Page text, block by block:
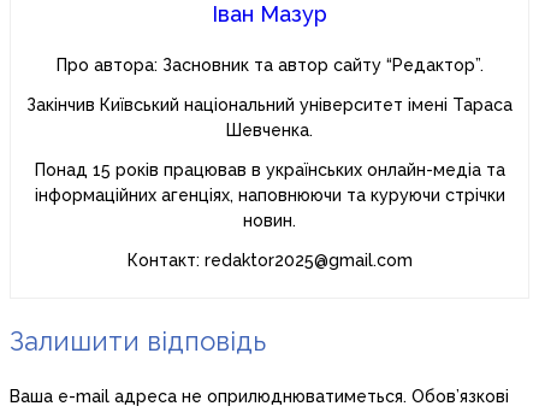
Іван Мазур
Про автора: Засновник та автор сайту “Редактор”.
Закінчив Київський національний університет імені Тараса
Шевченка.
Понад 15 років працював в українських онлайн-медіа та
інформаційних агенціях, наповнюючи та куруючи стрічки
новин.
Контакт: redaktor2025@gmail.com
Залишити відповідь
Ваша e-mail адреса не оприлюднюватиметься. Обов’язкові